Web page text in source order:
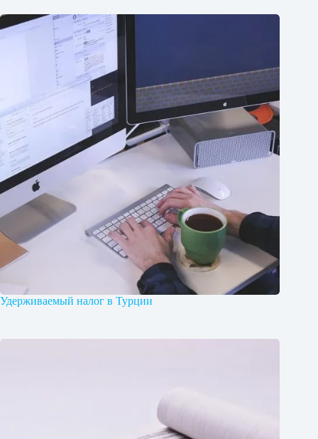
Удерживаемый налог в Турции